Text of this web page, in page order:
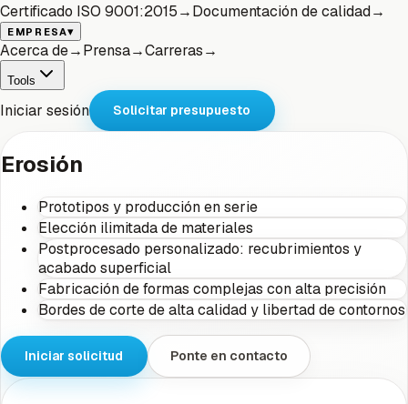
Certificado ISO 9001:2015→Documentación de calidad→
EMPRESA▾
Acerca de→Prensa→Carreras→
Tools
Iniciar sesión Solicitar presupuesto
Erosión
Prototipos y producción en serie
Elección ilimitada de materiales
Postprocesado personalizado: recubrimientos y
acabado superficial
Fabricación de formas complejas con alta precisión
Bordes de corte de alta calidad y libertad de contornos
Iniciar solicitud Ponte en contacto